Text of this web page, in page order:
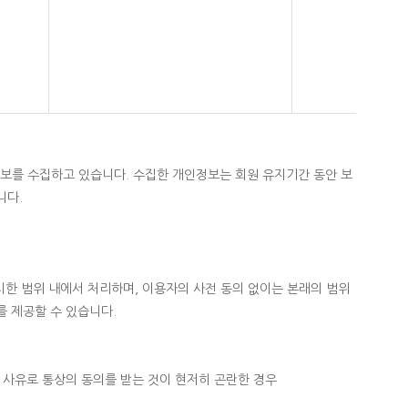
를 수집하고 있습니다. 수집한 개인정보는 회원 유지기간 동안 보
다.
범위 내에서 처리하며, 이용자의 사전 동의 없이는 본래의 범위
제공할 수 있습니다.
유로 통상의 동의를 받는 것이 현저히 곤란한 경우